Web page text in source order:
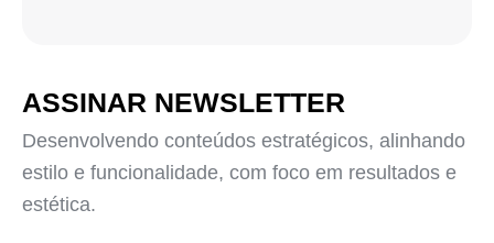
ASSINAR NEWSLETTER
Desenvolvendo conteúdos estratégicos, alinhando
estilo e funcionalidade, com foco em resultados e
estética.